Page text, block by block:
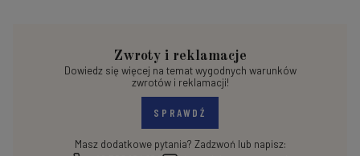
Zwroty i reklamacje
Dowiedz się więcej na temat wygodnych warunków
zwrotów i reklamacji!
SPRAWDŹ
Masz dodatkowe pytania? Zadzwoń lub napisz: